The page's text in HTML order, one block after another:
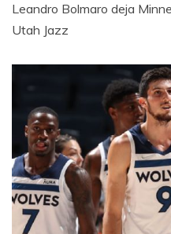
Leandro Bolmaro deja
Utah Jazz